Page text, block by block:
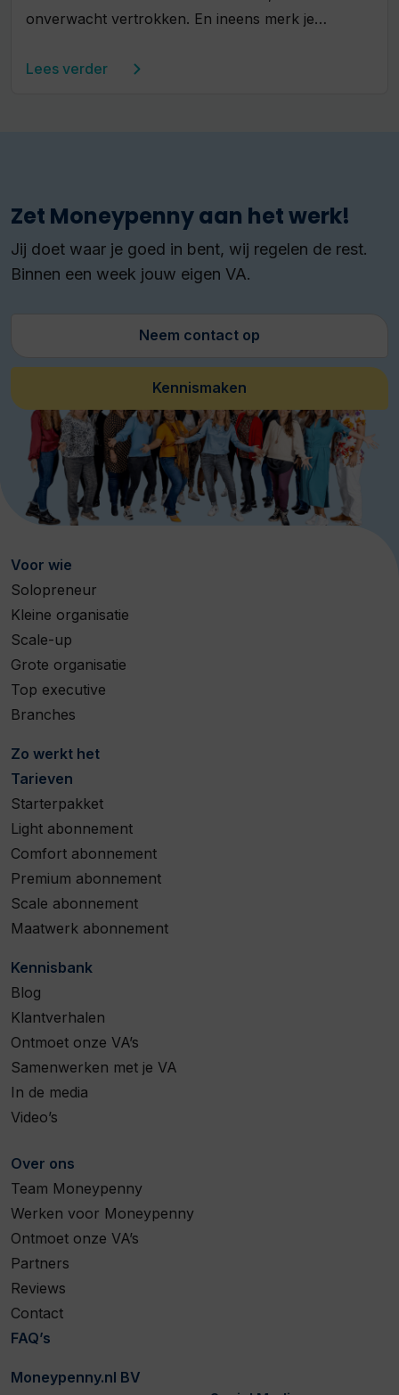
onverwacht vertrokken. En ineens merk je…
Lees verder
Zet Moneypenny aan het werk!
Jij doet waar je goed in bent, wij regelen de rest.
Binnen een week jouw eigen VA.
Neem contact op
Kennismaken
Voor wie
Solopreneur
Kleine organisatie
Scale-up
Grote organisatie
Top executive
Branches
Zo werkt het
Tarieven
Starterpakket
Light abonnement
Comfort abonnement
Premium abonnement
Scale abonnement
Maatwerk abonnement
Kennisbank
Blog
Klantverhalen
Ontmoet onze VA’s
Samenwerken met je VA
In de media
Video’s
Over ons
Team Moneypenny
Werken voor Moneypenny
Ontmoet onze VA’s
Partners
Reviews
Contact
FAQ’s
Moneypenny.nl BV